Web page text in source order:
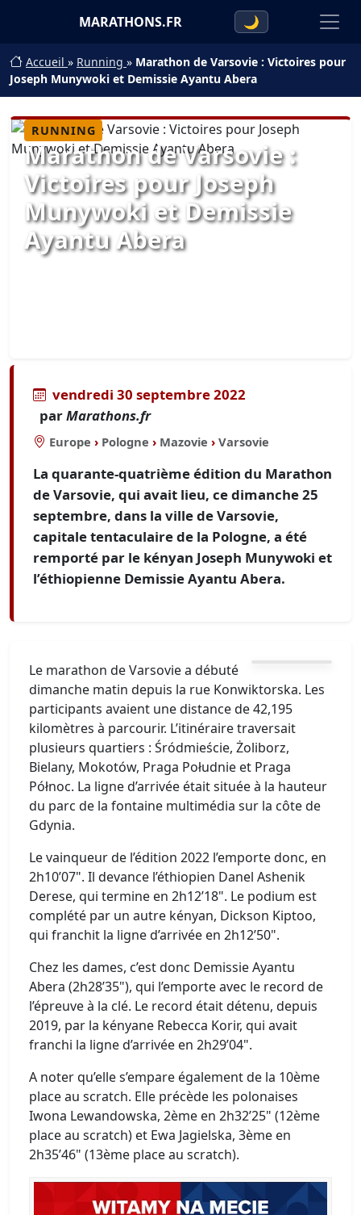
MARATHONS.FR 🌙
Accueil » Running » Marathon de Varsovie : Victoires pour
Joseph Munywoki et Demissie Ayantu Abera
RUNNING
Marathon de Varsovie :
Victoires pour Joseph
Munywoki et Demissie
Ayantu Abera
vendredi 30 septembre 2022
parMarathons.fr
Europe › Pologne › Mazovie › Varsovie
La quarante-quatrième édition du Marathon
de Varsovie, qui avait lieu, ce dimanche 25
septembre, dans la ville de Varsovie,
capitale tentaculaire de la Pologne, a été
remporté par le kényan Joseph Munywoki et
l’éthiopienne Demissie Ayantu Abera.
Le marathon de Varsovie a débuté
dimanche matin depuis la rue Konwiktorska. Les
participants avaient une distance de 42,195
kilomètres à parcourir. L’itinéraire traversait
plusieurs quartiers : Śródmieście, Żoliborz,
Bielany, Mokotów, Praga Południe et Praga
Północ. La ligne d’arrivée était située à la hauteur
du parc de la fontaine multimédia sur la côte de
Gdynia.
Le vainqueur de l’édition 2022 l’emporte donc, en
2h10’07". Il devance l’éthiopien Danel Ashenik
Derese, qui termine en 2h12’18". Le podium est
complété par un autre kényan, Dickson Kiptoo,
qui franchit la ligne d’arrivée en 2h12’50".
Chez les dames, c’est donc Demissie Ayantu
Abera (2h28’35"), qui l’emporte avec le record de
l’épreuve à la clé. Le record était détenu, depuis
2019, par la kényane Rebecca Korir, qui avait
franchi la ligne d’arrivée en 2h29’04".
A noter qu’elle s’empare également de la 10ème
place au scratch. Elle précède les polonaises
Iwona Lewandowska, 2ème en 2h32’25" (12ème
place au scratch) et Ewa Jagielska, 3ème en
2h35’46" (13ème place au scratch).